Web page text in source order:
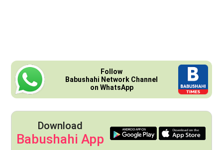
Follow
Babushahi Network Channel
on WhatsApp
Download
Babushahi App